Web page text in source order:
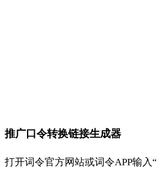
推广口令转换链接生成器
打开词令官方网站或词令APP输入“